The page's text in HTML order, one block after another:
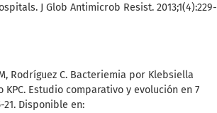
J Glob Antimicrob Resist. 2013;1(4):229-
Rodríguez C. Bacteriemia por Klebsiella
Estudio comparativo y evolución en 7
21. Disponible en: